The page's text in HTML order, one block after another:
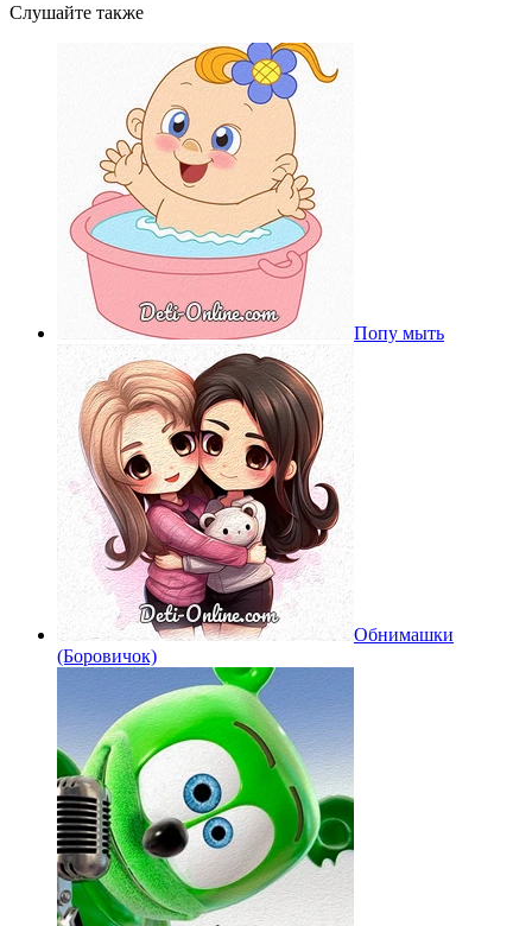
Слушайте также
Попу мыть
Обнимашки
(Боровичок)